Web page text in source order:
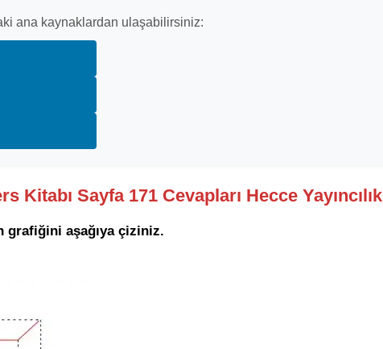
ana kaynaklardan ulaşabilirsiniz:
Kitabı Sayfa 171 Cevapları Hecce Yayıncılık
grafiğini aşağıya çiziniz.